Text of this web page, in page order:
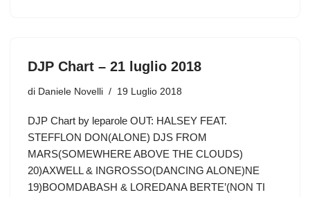
DJP Chart – 21 luglio 2018
di Daniele Novelli 19 Luglio 2018
DJP Chart by leparole OUT: HALSEY FEAT.
STEFFLON DON(ALONE) DJS FROM
MARS(SOMEWHERE ABOVE THE CLOUDS)
20)AXWELL & INGROSSO(DANCING ALONE)NE
19)BOOMDABASH & LOREDANA BERTE’(NON TI